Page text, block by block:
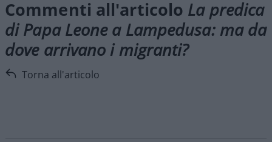
Commenti all'articolo La predica
di Papa Leone a Lampedusa: ma da
dove arrivano i migranti?
Torna all'articolo